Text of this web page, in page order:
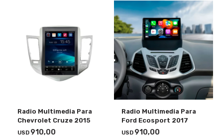
Radio Multimedia Para
Chevrolet Cruze 2015
USD 910,00
Radio Multimedia Para
Ford Ecosport 2017
USD 910,00